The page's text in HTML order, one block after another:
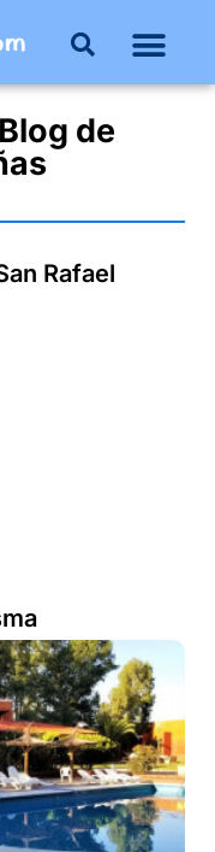
Blog de
Rafael